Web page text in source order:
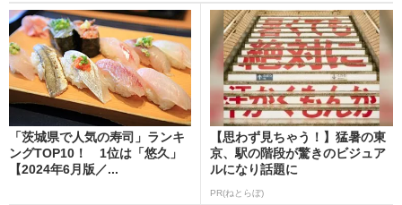
「茨城県で人気の寿司」ランキ
ングTOP10！ 1位は「悠久」
【2024年6月版／...
【思わず見ちゃう！】猛暑の東
京、駅の階段が驚きのビジュア
ルになり話題に
PR(ねとらぼ)